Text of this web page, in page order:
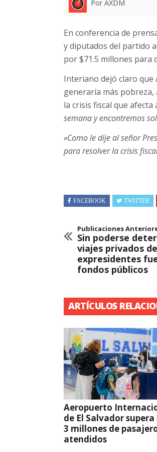
Por AXDM
En conferencia de
y diputados del partido
por $71.5 millones para
Interiano dejó claro que
generaría más
la crisis fiscal que afecta
semana y encontremos
«Como le dije al señor
para resolver la crisis
FACEBOOK TWITTER
Publicaciones
Sin poderse
viajes privados de
expresidentes
fondos públicos
ARTÍCULOS
Aeropuerto
de El Salvador supera
3 millones de
atendidos